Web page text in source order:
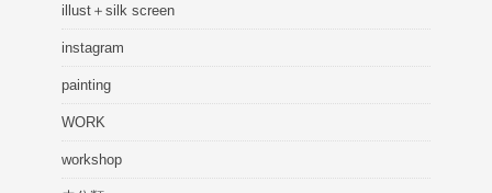
illust＋silk screen
instagram
painting
WORK
workshop